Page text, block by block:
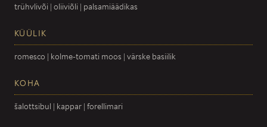
trühvlivõi | oliiviõli | palsamiäädikas
KÜÜLIK
romesco | kolme-tomati moos | värske basiilik
KOHA
šalottsibul | kappar | forellimari